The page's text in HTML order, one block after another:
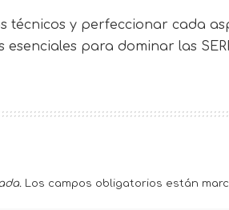
técnicos y perfeccionar cada
para dominar las
Los campos obligatorios están